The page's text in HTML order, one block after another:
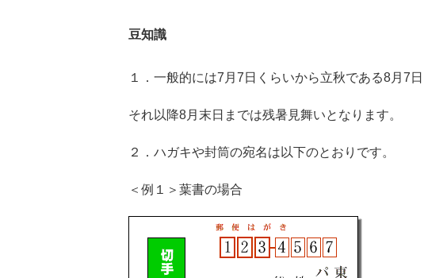
豆知識
１．一般的には7月7日くらいから立秋である8月7
それ以降8月末日までは残暑見舞いとなります。
２．ハガキや封筒の宛名は以下のとおりです。
＜例１＞葉書の場合